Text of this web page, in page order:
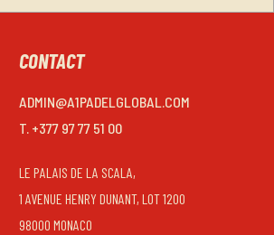
CONTACT
ADMIN@A1PADELGLOBAL.COM
T. +377 97 77 51 00
LE PALAIS DE LA SCALA,
1 AVENUE HENRY DUNANT, LOT 1200
98000 MONACO